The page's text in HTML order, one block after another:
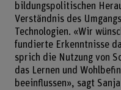
bildungspolitischen
Verständnis des
Technologien. «Wir
fundierte Erkenntnisse
sprich die Nutzung von
das Lernen und
beeinflussen», sagt